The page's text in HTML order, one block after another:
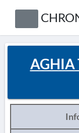
AGHIA